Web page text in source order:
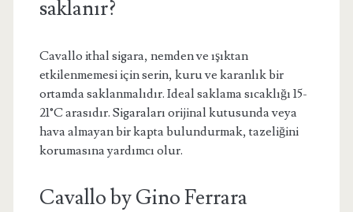
saklanır?
Cavallo ithal sigara, nemden ve ışıktan
etkilenmemesi için serin, kuru ve karanlık bir
ortamda saklanmalıdır. Ideal saklama sıcaklığı 15-
21°C arasıdır. Sigaraları orijinal kutusunda veya
hava almayan bir kapta bulundurmak, tazeliğini
korumasına yardımcı olur.
Cavallo by Gino Ferrara